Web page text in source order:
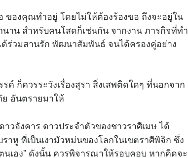
ของคุณทำอยู่ โดยไม่ให้ต้องร้องขอ ถึงจะอยู่ใน
าน สำหรับคนโสดก็เช่นกัน จากงาน ภารกิจที่ทำ
ร่วมสานรัก พัฒนาสัมพันธ์ จนได้ครองคู่อย่าง
ก็ควรระวังเรื่องสุรา สิ่งเสพติดใดๆ ที่นอกจาก
ย อันตรายมาให้
วอังคาร ดาวประจำตัวของชาวราศีเมษ ได้
หู ที่เป็นเงามัวหม่นของโลกในเขตราศีพิจิก ซึ่ง
เอง” ดังนั้น ควรพิจารณาให้รอบคอบ หากคิดจะ